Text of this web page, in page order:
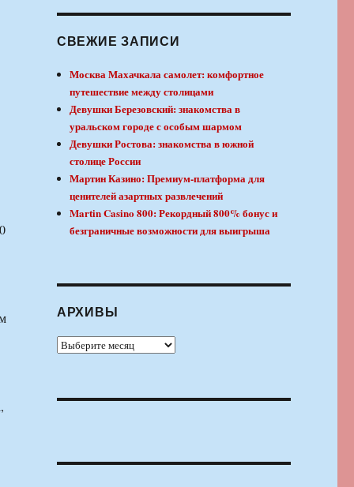
СВЕЖИЕ ЗАПИСИ
Москва Махачкала самолет: комфортное
путешествие между столицами
Девушки Березовский: знакомства в
уральском городе с особым шармом
Девушки Ростова: знакомства в южной
столице России
Мартин Казино: Премиум-платформа для
ценителей азартных развлечений
Martin Casino 800: Рекордный 800% бонус и
безграничные возможности для выигрыша
АРХИВЫ
Архивы